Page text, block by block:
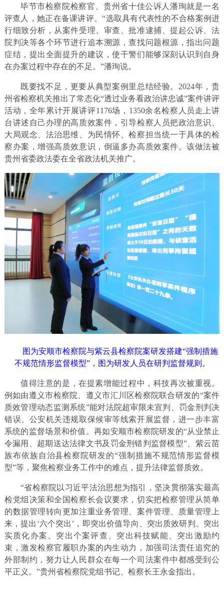
毕节市检察院检察官、贵州省十佳公诉人潘珣就是一名
评查人，她正在备课讲评。“选取具有代表性的不合格案例进
行细致分析，从案件受理、审查、批准逮捕、提起公诉、法
院判决等各个环节进行追本溯源，查找问题根源，指出问题
症结，提出全面提升的建议，使干警们能够深刻认识到自身
在办案过程中存在的不足。”潘珣说。
既要找不足，更要从典型案例里总结经验。2024年，贵
州省检察机关推出了常态化“透过业务看政治讲忠诚”案件讲评
活动，全年累计开展讲评1176场，1350余名检察人员走上讲
台讲述自己办理的高质效案件，引导检察人员把政治意识、
大局观念、法治思维、为民情怀、检察担当统一于具体的检
察办案，增强高质效意识，倒逼多办高质效案件。该做法被
贵州省委政法委在全省政法机关推广。
图为安顺市检察院与紫云县检察院案研发搭建“强制措施
不规范情形监督模型”，图为研发人员在研判监督规则。
值得注意的是，在提素增能过程中，科技再次被重视。
例如由遵义市检察院、遵义市汇川区检察院联合研发的“案件
质效管理动态监测系统”能对法院超审限未宣判、罚金刑判决
错误、公安机关违规取保候审等线索开展监督，进一步丰富
系统的监督场景和价值。再如安顺市检察院研发的“从业禁止
令漏用、超期送达法律文书及罚金刑错判监督模型”、紫云苗
族布依族自治县检察院研发的“强制措施不规范情形监督模
型”等，聚焦检察业务工作中的难点，提升法律监督质效。
“省检察院以习近平法治思想为指引，坚决贯彻落实最高
检党组决策和全国检察长会议要求，切实把检察管理从简单
的数据管理转向更加注重业务管理、案件管理、质量管理上
来，提出‘六个突出’，即突出价值导向、突出质效研判、突出
实质化办案、突出个案评查、突出科技赋能、突出激励约
束，激发检察官履职办案的内生动力，加强司法责任追究的
外部制约，努力让人民群众在每一个司法案件中都感受到公
平正义。”贵州省检察院党组书记、检察长王永金指出。